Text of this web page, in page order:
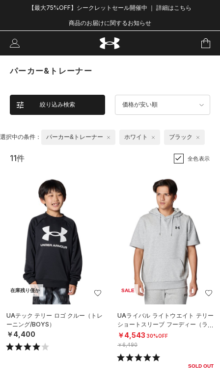
【最大75%OFF】シークレットセール開催中 ｜ 詳細はこちら
商品のお届けに関するお知らせ
パーカー&トレーナー
絞り込み検索 価格が安い順
選択中の条件： パーカー&トレーナー ホワイト ブラック
11件 全色表示
在庫残り僅か
UAテック テリー ロゴ クルー（トレ
ーニング/BOYS）
￥4,400
SALE
UAライバル ライトウエイト テリー
ショートスリーブ フーディー（ライ
フスタイル/MEN）
￥4,543 30%OFF
￥6,490
SOLD OUT